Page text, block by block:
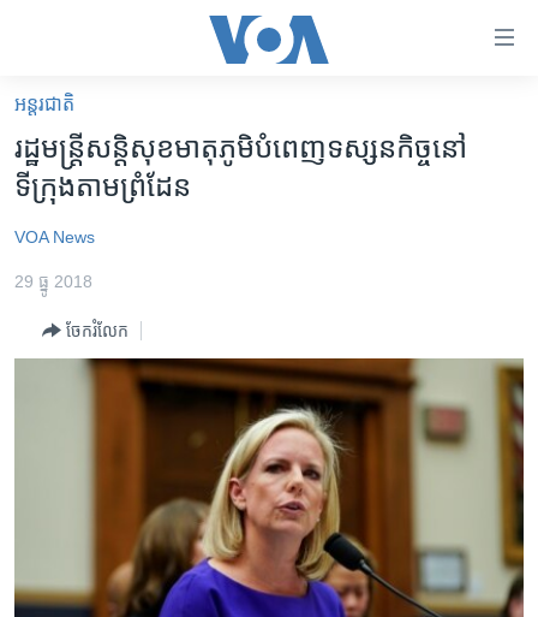
គេហទំព័រ​
ទាក់ទង
រំលង​
និង​
ទំព័រ​
រំលង​
អន្តរជាតិ
ហេឡូវីអូអេ
កម្ពុជាច្នៃប្រតិដ្ឋ
ព្រឹត្តិការណ៍ព័ត៌មាន
Khmer English
អន្តរជាតិ
រដ្ឋមន្ត្រី​សន្តិសុខ​មាតុភូមិ​បំពេញ​ទស្សនកិច្ច​នៅ
ទីក្រុង​តាម​ព្រំដែន
VOA News
29 ធ្នូ 2018
ចែករំលែក